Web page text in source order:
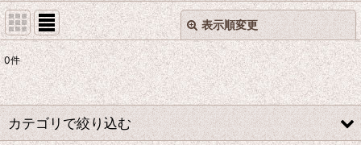
表示順変更
表示数:
並び順:
閉じる
0件
カテゴリで絞り込む